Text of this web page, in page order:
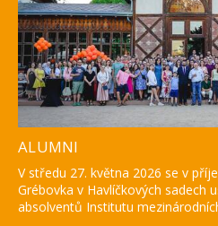
ALUMNI
V středu 27. května 2026 se v
Grébovka v Havlíčkových sadech
absolventů Institutu